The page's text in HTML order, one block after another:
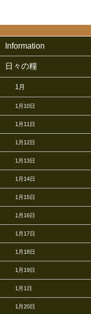
Information
日々の糧
1月
1月10日
1月11日
1月12日
1月13日
1月14日
1月15日
1月16日
1月17日
1月18日
1月19日
1月1日
1月20日